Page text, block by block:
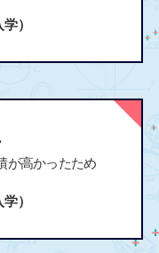
）
が高かったため
）